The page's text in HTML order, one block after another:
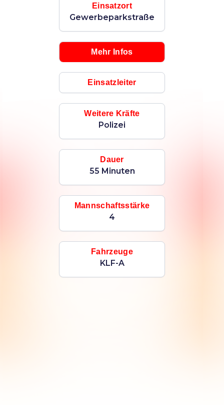
Einsatzort
Gewerbeparkstraße
Mehr Infos
Einsatzleiter
Weitere Kräfte
Polizei
Dauer
55 Minuten
Mannschaftsstärke
4
Fahrzeuge
KLF-A